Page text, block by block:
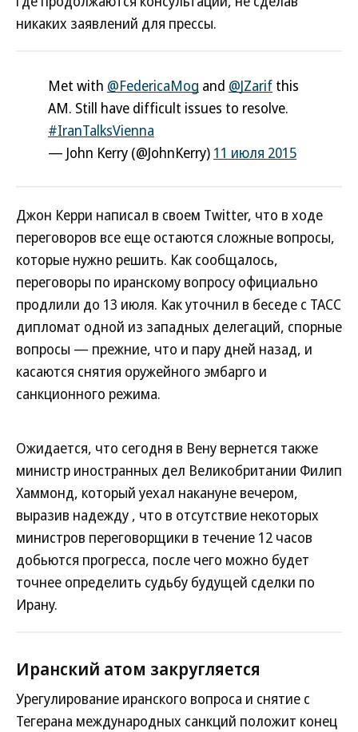
никаких заявлений для прессы.
Met with @FedericaMog and @JZarif this
AM. Still have difficult issues to resolve.
#IranTalksVienna
— John Kerry (@JohnKerry) 11 июля 2015
Джон Керри написал в своем Twitter, что в ходе
переговоров все еще остаются сложные вопросы,
которые нужно решить. Как сообщалось,
переговоры по иранскому вопросу официально
продлили до 13 июля. Как уточнил в беседе с ТАСС
дипломат одной из западных делегаций, спорные
вопросы — прежние, что и пару дней назад, и
касаются снятия оружейного эмбарго и
санкционного режима.
Ожидается, что сегодня в Вену вернется также
министр иностранных дел Великобритании Филип
Хаммонд, который уехал накануне вечером,
выразив надежду , что в отсутствие некоторых
министров переговорщики в течение 12 часов
добьются прогресса, после чего можно будет
точнее определить судьбу будущей сделки по
Ирану.
Иранский атом закругляется
Урегулирование иранского вопроса и снятие с
Тегерана международных санкций положит конец